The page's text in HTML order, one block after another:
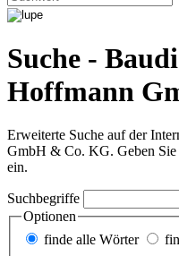
Suche -
Hoffmann
Erweiterte Suche auf der
GmbH & Co. KG. Geben
ein.
Suchbegriffe
Optionen
finde alle Wörter